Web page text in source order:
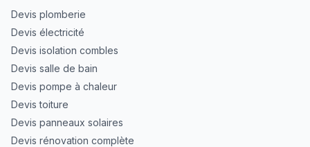
Devis plomberie
Devis électricité
Devis isolation combles
Devis salle de bain
Devis pompe à chaleur
Devis toiture
Devis panneaux solaires
Devis rénovation complète